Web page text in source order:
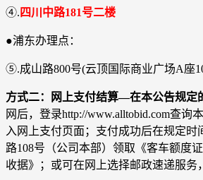
④. 四川中路181号二楼
●浦东办理点：
⑤.成山路800号(云顶国际商业广场A座
方式二：网上支付结算―在本公告规定
网后，登录http://www.alltobid.com查询
入网上支付页面；支付成功后在规定时
路108号（公司本部）领取《客车额度
收据》；或可在网上选择邮政速递服务